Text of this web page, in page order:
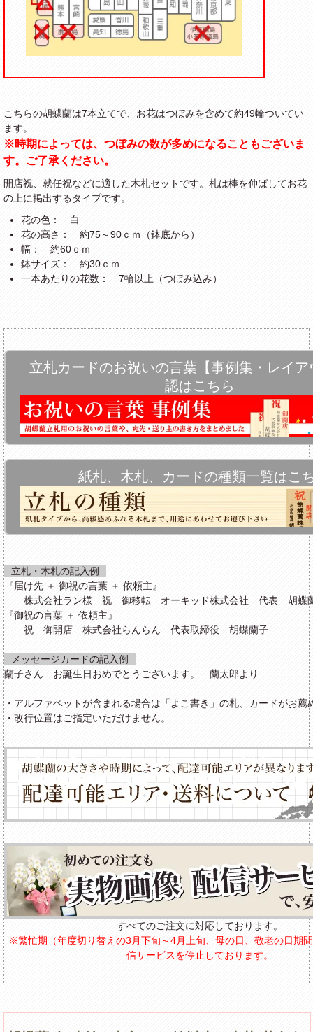
こちらの胡蝶蘭は7本立てで、お花はつぼみを含めて約49輪ついてい
ます。
※時期によっては、つぼみの数が多めになることもございま
す。ご了承ください。
開店祝、就任祝などに適した木札セットです。札は棒を伸ばしてお花
の上に掲出するタイプです。
花の色： 白
花の高さ： 約75～90ｃｍ（鉢底から）
幅： 約60ｃｍ
鉢サイズ： 約30ｃｍ
一本あたりの花数： 7輪以上（つぼみ込み）
立札カードのお祝いの言葉【事例集・レイア
認はこちら
紙札、木札、カードの種類一覧はこ
立札・木札の記入例
『届け先 ＋ 御祝の言葉 ＋ 依頼主』
株式会社ラン様 祝 御移転 オーキッド株式会社 代表 胡蝶
『御祝の言葉 ＋ 依頼主』
祝 御開店 株式会社らんらん 代表取締役 胡蝶蘭子
メッセージカードの記入例
蘭子さん お誕生日おめでとうございます。 蘭太郎より
・アルファベットが含まれる場合は「よこ書き」の札、カードがお薦
・改行位置はご指定いただけません。
すべてのご注文に対応しております。
※繁忙期（年度切り替えの3月下旬～4月上旬、母の日、敬老の日期
信サービスを停止しております。